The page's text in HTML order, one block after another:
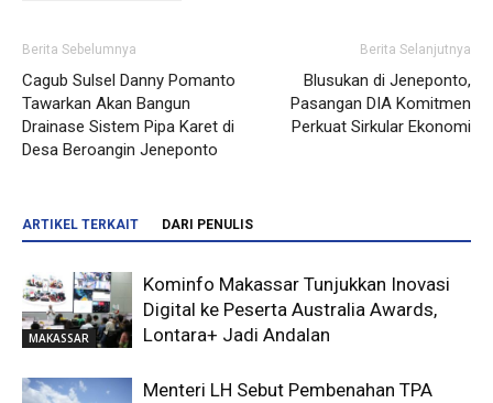
Berita Sebelumnya
Cagub Sulsel Danny Pomanto
Tawarkan Akan Bangun
Drainase Sistem Pipa Karet di
Desa Beroangin Jeneponto
Berita Selanjutnya
Blusukan di Jeneponto,
Pasangan DIA Komitmen
Perkuat Sirkular Ekonomi
ARTIKEL TERKAIT DARI PENULIS
MAKASSAR
Kominfo Makassar Tunjukkan Inovasi
Digital ke Peserta Australia Awards,
Lontara+ Jadi Andalan
Menteri LH Sebut Pembenahan TPA